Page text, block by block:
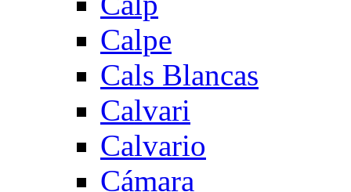
Calpe
Cals Blancas
Calvari
Calvario
Cámara